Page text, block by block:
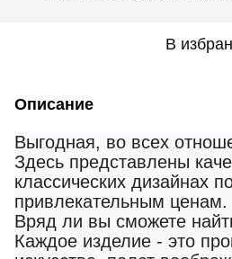
В
Описание
Выгодная, во всех
Здесь представлены
классических дизайнах
привлекательным ценам.
Вряд ли вы сможете
Каждое изделие - это